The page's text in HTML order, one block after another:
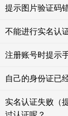
提示图片验证码
不能进行实名认
注册账号时提示
自己的身份证已
实名认证失败（